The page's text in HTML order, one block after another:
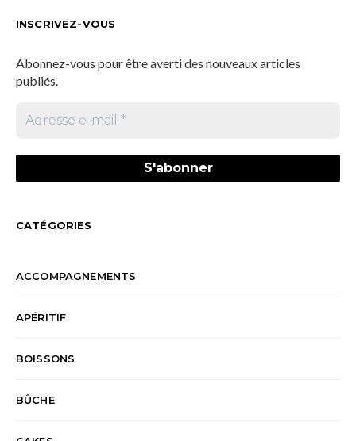
INSCRIVEZ-VOUS
Abonnez-vous pour être averti des nouveaux articles
publiés.
CATÉGORIES
ACCOMPAGNEMENTS
APÉRITIF
BOISSONS
BÛCHE